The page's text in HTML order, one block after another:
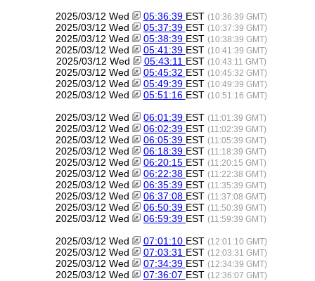
2025/03/12 Wed 05:36:39 EST (10:36:39 GMT)
2025/03/12 Wed 05:37:39 EST (10:37:39 GMT)
2025/03/12 Wed 05:38:39 EST (10:38:39 GMT)
2025/03/12 Wed 05:41:39 EST (10:41:39 GMT)
2025/03/12 Wed 05:43:11 EST (10:43:11 GMT)
2025/03/12 Wed 05:45:32 EST (10:45:32 GMT)
2025/03/12 Wed 05:49:39 EST (10:49:39 GMT)
2025/03/12 Wed 05:51:16 EST (10:51:16 GMT)
2025/03/12 Wed 06:01:39 EST (11:01:39 GMT)
2025/03/12 Wed 06:02:39 EST (11:02:39 GMT)
2025/03/12 Wed 06:05:39 EST (11:05:39 GMT)
2025/03/12 Wed 06:18:39 EST (11:18:39 GMT)
2025/03/12 Wed 06:20:15 EST (11:20:15 GMT)
2025/03/12 Wed 06:22:38 EST (11:22:38 GMT)
2025/03/12 Wed 06:35:39 EST (11:35:39 GMT)
2025/03/12 Wed 06:37:08 EST (11:37:08 GMT)
2025/03/12 Wed 06:50:39 EST (11:50:39 GMT)
2025/03/12 Wed 06:59:39 EST (11:59:39 GMT)
2025/03/12 Wed 07:01:10 EST (12:01:10 GMT)
2025/03/12 Wed 07:03:31 EST (12:03:31 GMT)
2025/03/12 Wed 07:34:39 EST (12:34:39 GMT)
2025/03/12 Wed 07:36:07 EST (12:36:07 GMT)